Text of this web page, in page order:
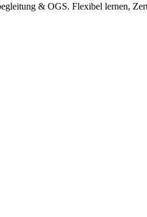
& OGS. Flexibel lernen,